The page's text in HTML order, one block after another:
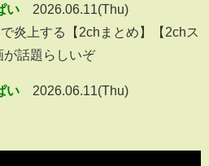
い
2026.06.11(Thu)
炎上する【2chまとめ】【2chス
が話題らしいぞ
い 2026.06.11(Thu)